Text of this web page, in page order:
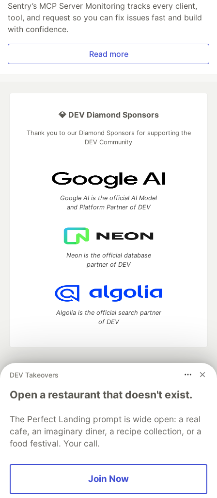
Sentry’s MCP Server Monitoring tracks every client,
tool, and request so you can fix issues fast and build
with confidence.
Read more
DEV Takeovers
Open a restaurant that doesn't exist.
The Perfect Landing prompt is wide open: a real
cafe, an imaginary diner, a recipe collection, or a
food festival. Your call.
Join Now
💎 DEV Diamond Sponsors
Thank you to our Diamond Sponsors for supporting the
DEV Community
Google AI is the official AI Model
and Platform Partner of DEV
Neon is the official database
partner of DEV
Algolia is the official search partner
of DEV
development and manage your software career
DEV Education Tracks
DEV Help
Advertise on DEV
Free Postgres Database
DEV Shop
MLH
Code of Conduct
Privacy Policy
Terms of Use
Built on
Forem— the open source software that powers
and other inclusive communities.